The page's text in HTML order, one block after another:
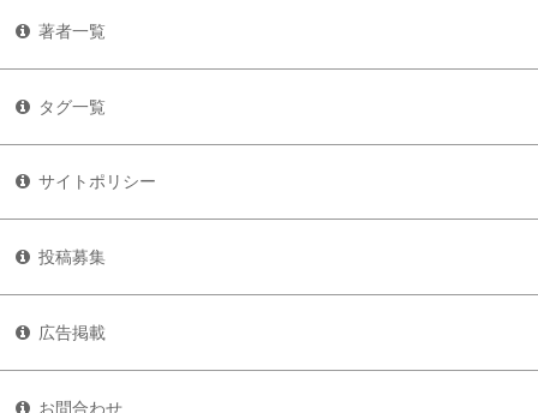
著者一覧
タグ一覧
サイトポリシー
投稿募集
広告掲載
お問合わせ